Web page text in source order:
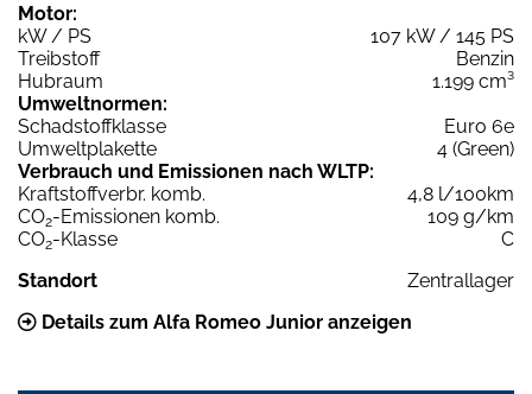
Motor:
kW / PS
107 kW / 145 PS
Treibstoff
Benzin
Hubraum
1.199 cm³
Umweltnormen:
Schadstoffklasse
Euro 6e
Umweltplakette
4 (Green)
Verbrauch und Emissionen nach WLTP:
Kraftstoffverbr. komb.
4,8 l/100km
CO2-Emissionen komb.
109 g/km
CO2-Klasse
C
Standort
Zentrallager
Details zum Alfa Romeo Junior anzeigen